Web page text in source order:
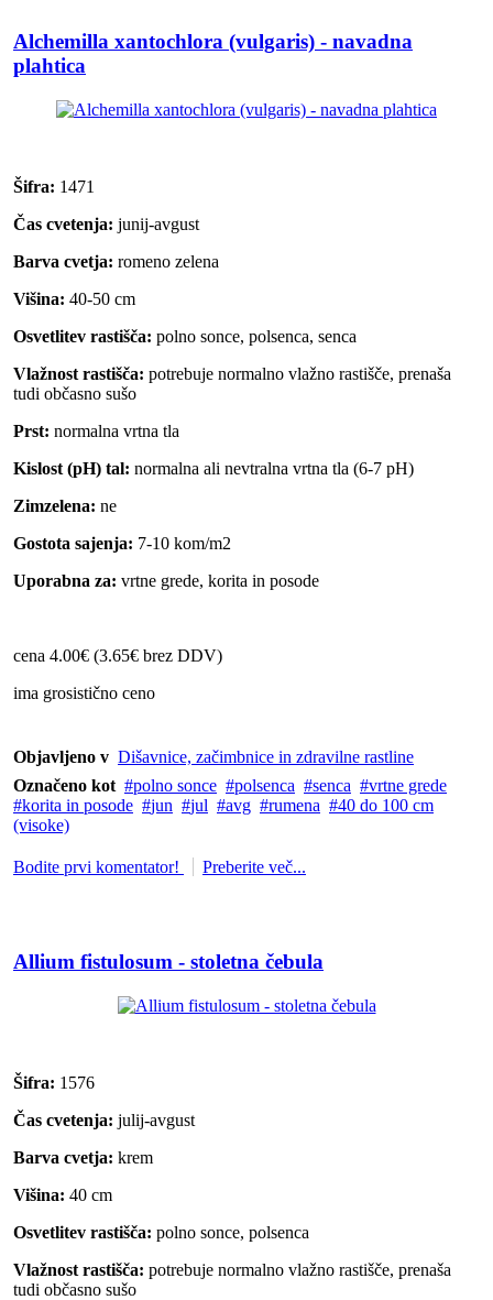
Alchemilla xantochlora (vulgaris) - navadna
plahtica
Šifra: 1471
Čas cvetenja: junij-avgust
Barva cvetja: romeno zelena
Višina: 40-50 cm
Osvetlitev rastišča: polno sonce, polsenca, senca
Vlažnost rastišča: potrebuje normalno vlažno rastišče, prenaša
tudi občasno sušo
Prst: normalna vrtna tla
Kislost (pH) tal: normalna ali nevtralna vrtna tla (6-7 pH)
Zimzelena: ne
Gostota sajenja: 7-10 kom/m2
Uporabna za: vrtne grede, korita in posode
cena 4.00€ (3.65€ brez DDV)
ima grosistično ceno
Objavljeno v Dišavnice, začimbnice in zdravilne rastline
Označeno kot
polno sonce polsenca senca
vrtne grede
korita in posode
jun jul avg rumena
40 do 100 cm
(visoke)
Bodite prvi komentator! Preberite več...
Allium fistulosum - stoletna čebula
Šifra: 1576
Čas cvetenja: julij-avgust
Barva cvetja: krem
Višina: 40 cm
Osvetlitev rastišča: polno sonce, polsenca
Vlažnost rastišča: potrebuje normalno vlažno rastišče, prenaša
tudi občasno sušo